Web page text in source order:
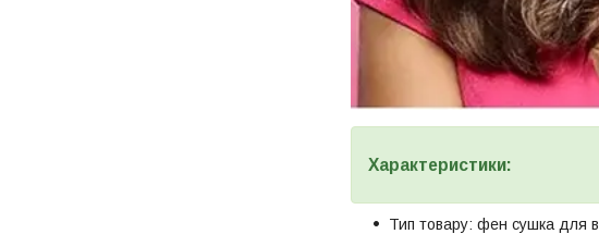
Характеристики:
Тип товару: фен сушка для